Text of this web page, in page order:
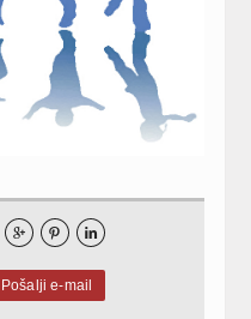
  
Pošalji e-mail